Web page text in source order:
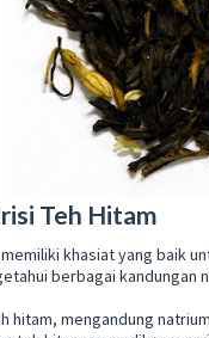
Teh Hitam
khasiat yang baik
berbagai kandungan
hitam, mengandung